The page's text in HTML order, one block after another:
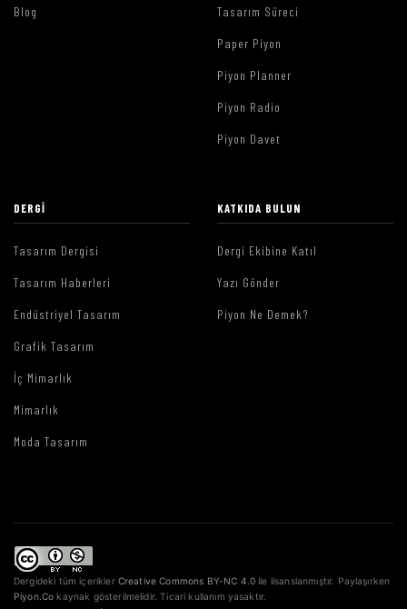
Blog Tasarım Süreci
Paper Piyon
Piyon Planner
Piyon Radio
Piyon Davet
DERGI
Tasarım Dergisi
Tasarım Haberleri
Endüstriyel Tasarım
Grafik Tasarım
İç Mimarlık
Mimarlık
Moda Tasarım
KATKIDA BULUN
Dergi Ekibine Katıl
Yazı Gönder
Piyon Ne Demek?
Dergideki tüm içerikler Creative Commons BY-NC 4.0 ile lisanslanmıştır. Paylaşırken
Piyon.Co kaynak gösterilmelidir. Ticari kullanım yasaktır.